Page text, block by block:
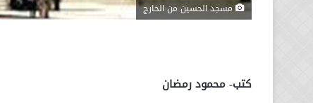
مسجد الحسين من الخارج
كتب- محمود رمضان